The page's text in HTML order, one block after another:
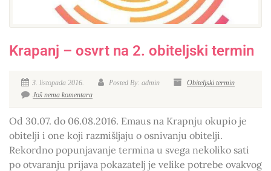
Krapanj – osvrt na 2. obiteljski termin
3. listopada 2016. Posted By: admin
Obiteljski termin
Još nema komentara
Od 30.07. do 06.08.2016. Emaus na Krapnju okupio je
obitelji i one koji razmišljaju o osnivanju obitelji.
Rekordno popunjavanje termina u svega nekoliko sati
po otvaranju prijava pokazatelj je velike potrebe ovakvog